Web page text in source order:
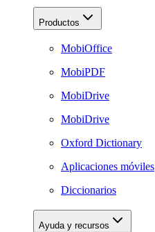
Productos
MobiOffice
MobiPDF
MobiDrive
MobiDrive
Oxford Dictionary
Aplicaciones móviles
Diccionarios
Ayuda y recursos